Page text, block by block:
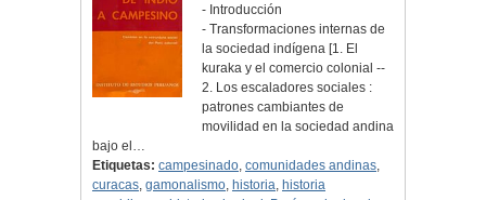
- Introducción
- Transformaciones internas de
la sociedad indígena [1. El
kuraka y el comercio colonial --
2. Los escaladores sociales :
patrones cambiantes de
movilidad en la sociedad andina
bajo el…
Etiquetas: campesinado, comunidades andinas,
curacas, gamonalismo, historia, historia